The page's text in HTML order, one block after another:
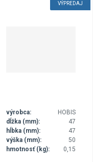
VÝPREDAJ
výrobca:
HOBIS
dĺžka (mm):
47
hĺbka (mm):
47
výška (mm):
50
hmotnosť (kg):
0,15